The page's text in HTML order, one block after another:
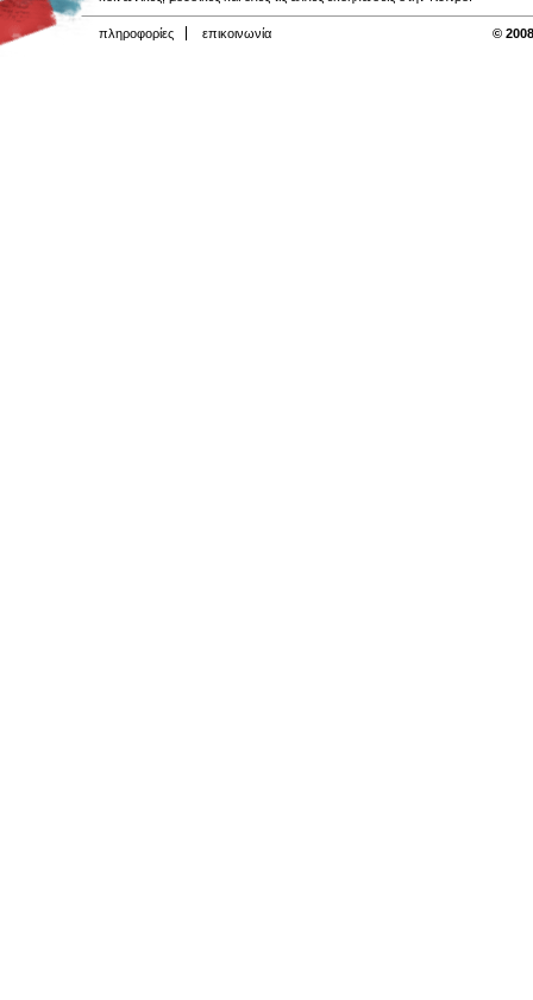
πληροφορίες επικοινωνία ©